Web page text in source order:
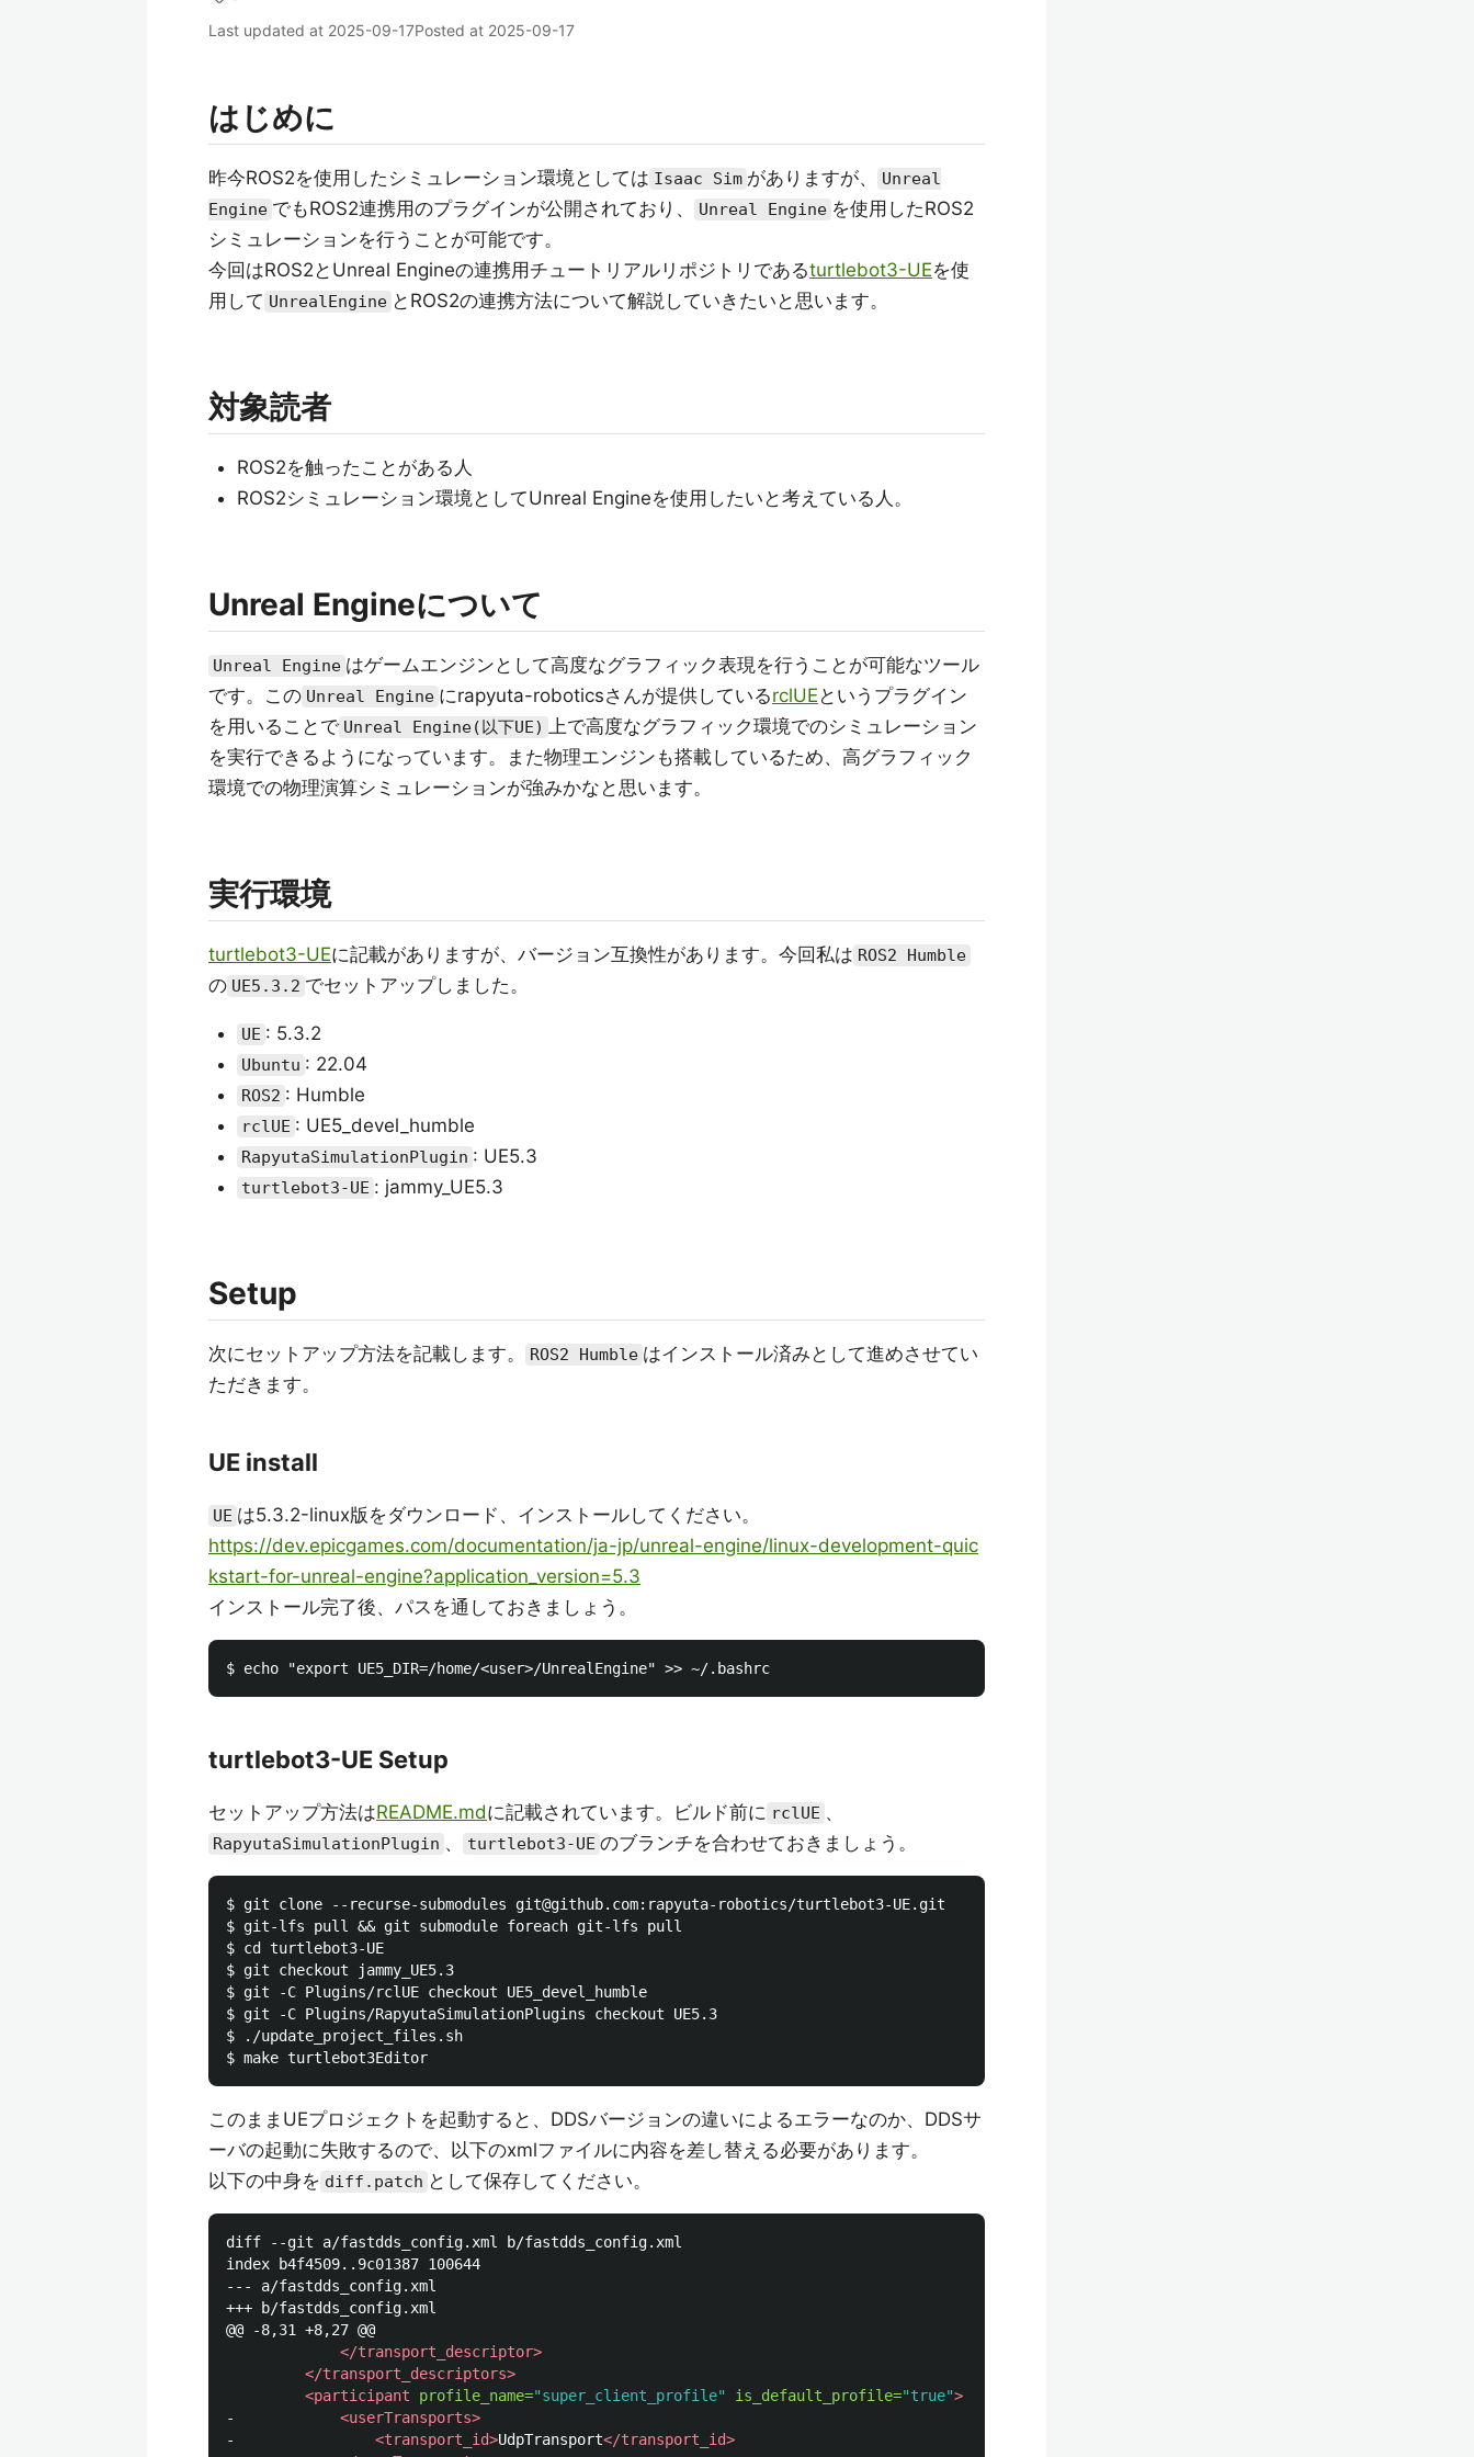
Last updated at 2025-09-17Posted at 2025-09-17
はじめに
昨今ROS2を使用したシミュレーション環境としては Isaac Sim がありますが、
Unreal
Engine でもROS2連携用のプラグインが公開されており、 Unreal Engine を使用したROS2
シミュレーションを行うことが可能です。
今回はROS2とUnreal Engineの連携用チュートリアルリポジトリであるturtlebot3-UEを使
用して UnrealEngine とROS2の連携方法について解説していきたいと思います。
対象読者
ROS2を触ったことがある人
ROS2シミュレーション環境としてUnreal Engineを使用したいと考えている人。
Unreal Engineについて
Unreal Engine はゲームエンジンとして高度なグラフィック表現を行うことが可能なツール
です。この Unreal Engine にrapyuta-roboticsさんが提供しているrclUE というプラグイン
を用いることで Unreal Engine(以下UE) 上で高度なグラフィック環境でのシミュレーション
を実行できるようになっています。また物理エンジンも搭載しているため、高グラフィック
環境での物理演算シミュレーションが強みかなと思います。
実行環境
turtlebot3-UEに記載がありますが、バージョン互換性があります。今回私は ROS2 Humble
の UE5.3.2 でセットアップしました。
UE : 5.3.2
Ubuntu : 22.04
ROS2 : Humble
rclUE : UE5_devel_humble
RapyutaSimulationPlugin : UE5.3
turtlebot3-UE : jammy_UE5.3
Setup
次にセットアップ方法を記載します。 ROS2 Humble はインストール済みとして進めさせてい
ただきます。
UE install
UE は5.3.2-linux版をダウンロード、インストールしてください。
https://dev.epicgames.com/documentation/ja-jp/unreal-engine/linux-development-quic
kstart-for-unreal-engine?application_version=5.3
インストール完了後、パスを通しておきましょう。
turtlebot3-UE Setup
セットアップ方法はREADME.mdに記載されています。ビルド前に rclUE 、
RapyutaSimulationPlugin 、 turtlebot3-UE のブランチを合わせておきましょう。
$ git clone --recurse-submodules git@github.com:rapyuta-robotics/turtlebot3-UE.git
$ git-lfs pull && git submodule foreach git-lfs pull
$ cd turtlebot3-UE
$ git checkout jammy_UE5.3
$ git -C Plugins/rclUE checkout UE5_devel_humble
$ git -C Plugins/RapyutaSimulationPlugins checkout UE5.3
$ ./update_project_files.sh
このままUEプロジェクトを起動すると、DDSバージョンの違いによるエラーなのか、DDSサ
ーバの起動に失敗するので、以下のxmlファイルに内容を差し替える必要があります。
以下の中身を diff.patch として保存してください。
diff --git a/fastdds_config.xml b/fastdds_config.xml
index b4f4509..9c01387 100644
--- a/fastdds_config.xml
+++ b/fastdds_config.xml
@@ -8,31 +8,27 @@
</transport_descriptor>
</transport_descriptors>
<participant
profile_name="super_client_profile" is_default_profile="true">
- <userTransports>
- <transport_id>UdpTransport</transport_id>